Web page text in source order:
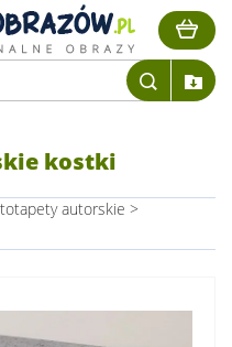
kostki
autorskie >